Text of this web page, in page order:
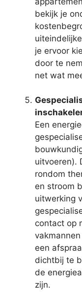
bekijk je
je ervoor
door te
net wat
Een
uitvoeren).
rondom
en stroom
uitwerking
contact op
een
dichtbij te
de
zijn.